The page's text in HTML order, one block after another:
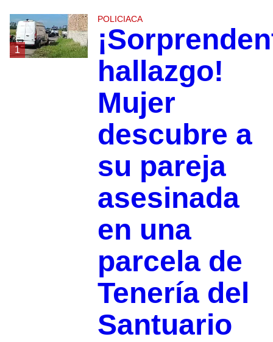
1
POLICIACA
hallazgo!
Mujer
descubre a
su pareja
asesinada
en una
parcela de
Tenería del
Santuario